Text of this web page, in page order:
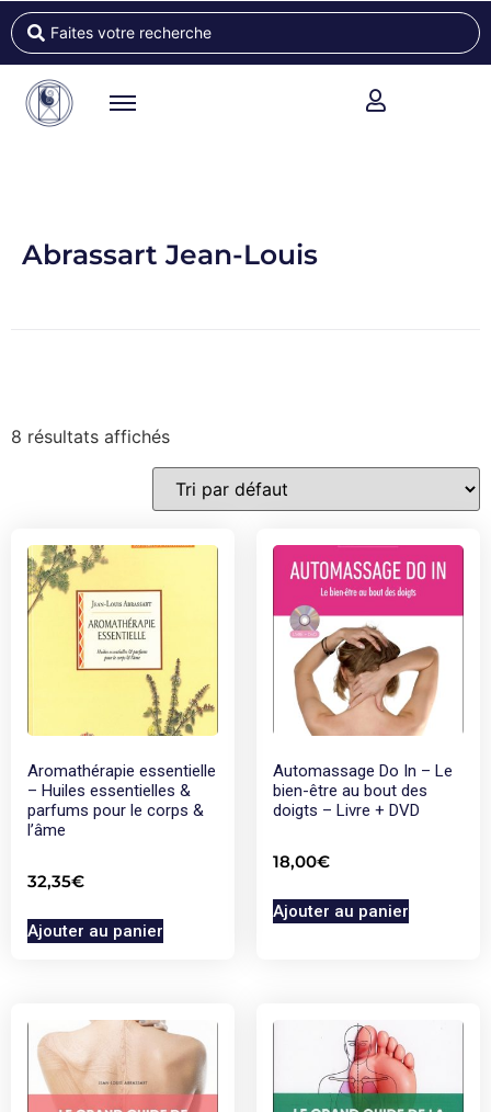
Abrassart Jean-Louis
8 résultats affichés
Aromathérapie essentielle
– Huiles essentielles &
parfums pour le corps &
l’âme
32,35€
Ajouter au panier
Automassage Do In – Le
bien-être au bout des
doigts – Livre + DVD
18,00€
Ajouter au panier